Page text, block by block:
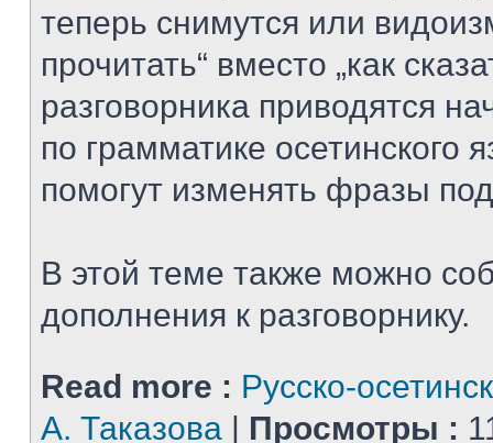
теперь снимутся или
прочитать“ вместо „как
разговорника приводятся
по грамматике осетинского
помогут изменять фразы
В этой теме также можно
дополнения к разговорнику.
Read more : Русско-
А. Таказова | Просмотры :